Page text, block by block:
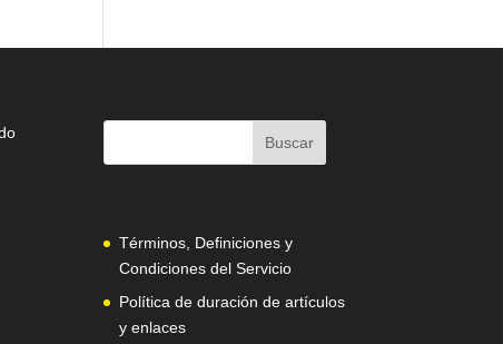
Términos, Definiciones y
Condiciones del Servicio
Política de duración de artículos
y enlaces